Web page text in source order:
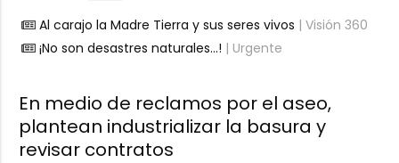
Al carajo la Madre Tierra y sus seres vivos | Visión 360
¡No son desastres naturales…! | Urgente
En medio de reclamos por el aseo,
plantean industrializar la basura y
revisar contratos